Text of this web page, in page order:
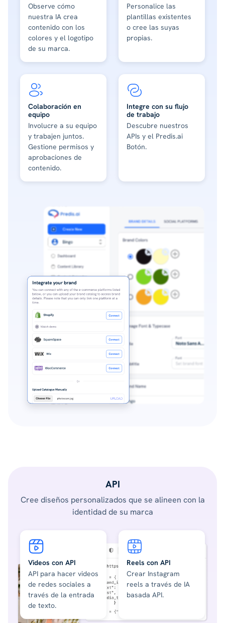
Observe cómo
nuestra IA crea
contenido con los
colores y el logotipo
de su marca.
Personalice las
plantillas existentes
o cree las suyas
propias.
Colaboración en
equipo
Involucre a su equipo
y trabajen juntos.
Gestione permisos y
aprobaciones de
contenido.
Integre con su flujo
de trabajo
Descubre nuestros
APIs y el Predis.ai
Botón.
API
Cree diseños personalizados que se alineen con la
identidad de su marca
Videos con API
API para hacer videos
de redes sociales a
través de la entrada
de texto.
Reels con API
Crear Instagram
reels a través de IA
basada API.